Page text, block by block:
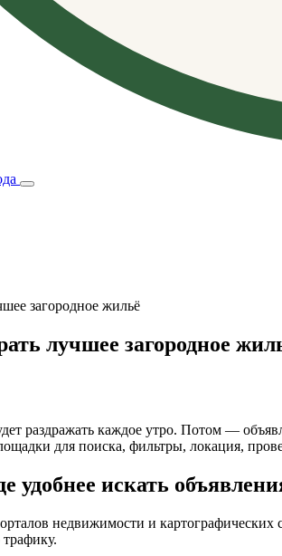
загородное жильё
лучшее загородное
раздражать каждое утро. Потом —
для поиска, фильтры, локация,
удобнее искать
недвижимости и картографических